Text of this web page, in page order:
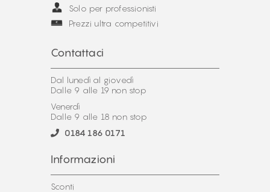
Solo per professionisti
Prezzi ultra competitivi
Contattaci
Dal lunedì al giovedì
Dalle 9 alle 19 non stop
Venerdì
Dalle 9 alle 18 non stop
0184 186 0171
Informazioni
Sconti